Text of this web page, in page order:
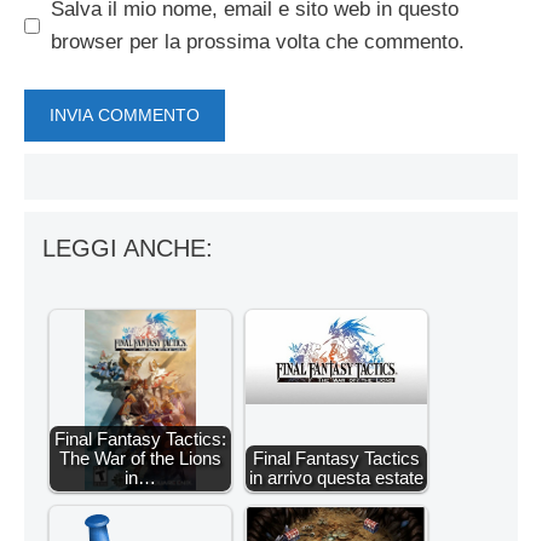
Salva il mio nome, email e sito web in questo
browser per la prossima volta che commento.
LEGGI ANCHE:
Final Fantasy Tactics:
The War of the Lions
in…
Final Fantasy Tactics
in arrivo questa estate